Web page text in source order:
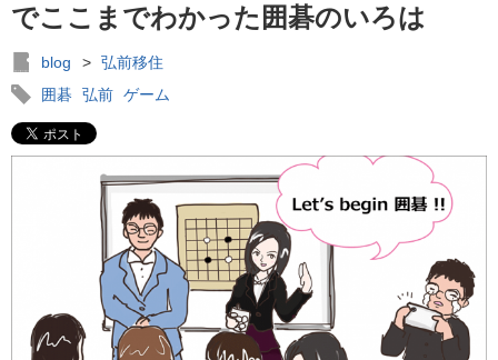
でここまでわかった囲碁のいろは
blog > 弘前移住
囲碁
弘前 ゲーム